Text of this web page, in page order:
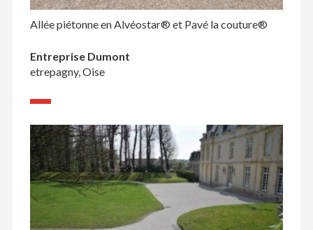
Allée piétonne en Alvéostar® et Pavé la couture®
Entreprise Dumont
etrepagny, Oise